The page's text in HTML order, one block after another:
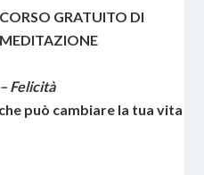
GRATUITO DI
Felicità
può cambiare la tua vita